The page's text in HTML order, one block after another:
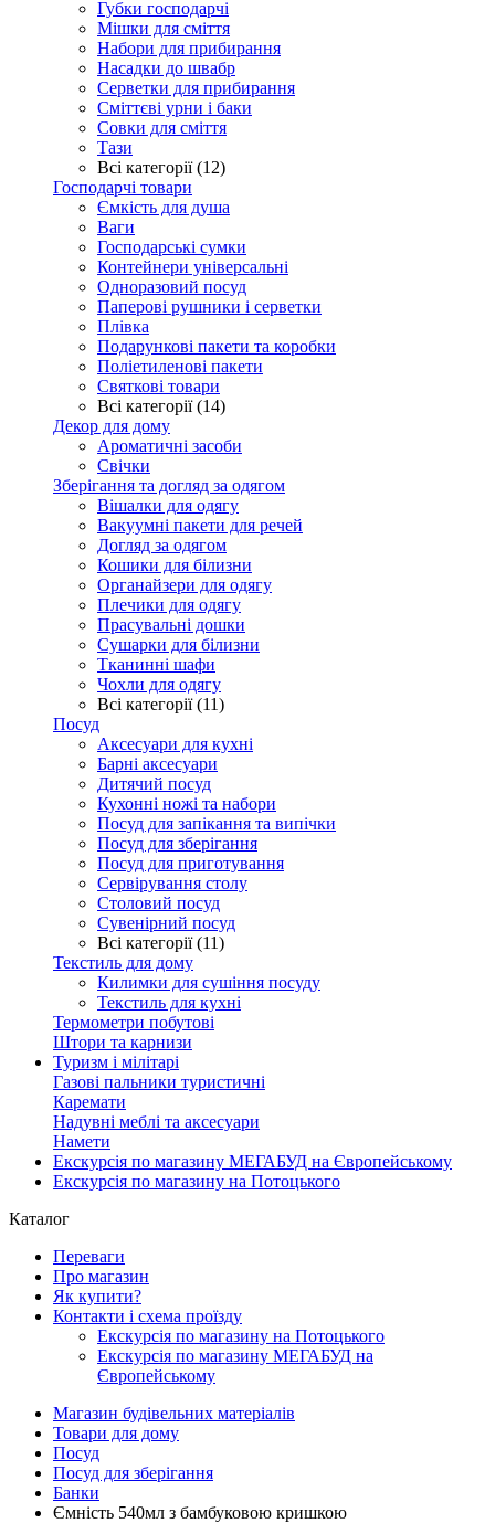
Губки господарчі
Мішки для сміття
Набори для прибирання
Насадки до швабр
Серветки для прибирання
Сміттєві урни і баки
Совки для сміття
Тази
Всі категорії (12)
Господарчі товари
Ємкість для душа
Ваги
Господарські сумки
Контейнери універсальні
Одноразовий посуд
Паперові рушники і серветки
Плівка
Подарункові пакети та коробки
Поліетиленові пакети
Святкові товари
Всі категорії (14)
Декор для дому
Ароматичні засоби
Свічки
Зберігання та догляд за одягом
Вішалки для одягу
Вакуумні пакети для речей
Догляд за одягом
Кошики для білизни
Органайзери для одягу
Плечики для одягу
Прасувальні дошки
Сушарки для білизни
Тканинні шафи
Чохли для одягу
Всі категорії (11)
Посуд
Аксесуари для кухні
Барні аксесуари
Дитячий посуд
Кухонні ножі та набори
Посуд для запікання та випічки
Посуд для зберігання
Посуд для приготування
Сервірування столу
Столовий посуд
Сувенірний посуд
Всі категорії (11)
Текстиль для дому
Килимки для сушіння посуду
Текстиль для кухні
Термометри побутові
Штори та карнизи
Туризм і мілітарі
Газові пальники туристичні
Каремати
Надувні меблі та аксесуари
Намети
Екскурсія по магазину МЕГАБУД на Європейському
Екскурсія по магазину на Потоцького
Каталог
Переваги
Про магазин
Як купити?
Контакти і схема проїзду
Екскурсія по магазину на Потоцького
Екскурсія по магазину МЕГАБУД на
Європейському
Магазин будівельних матеріалів
Товари для дому
Посуд
Посуд для зберігання
Банки
Ємність 540мл з бамбуковою кришкою